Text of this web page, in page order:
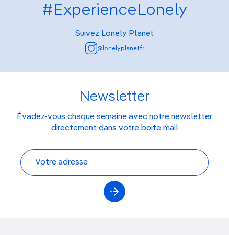
#ExperienceLonely
Suivez Lonely Planet
@lonelyplanetfr
Newsletter
Évadez-vous chaque semaine avec notre newsletter
directement dans votre boite mail